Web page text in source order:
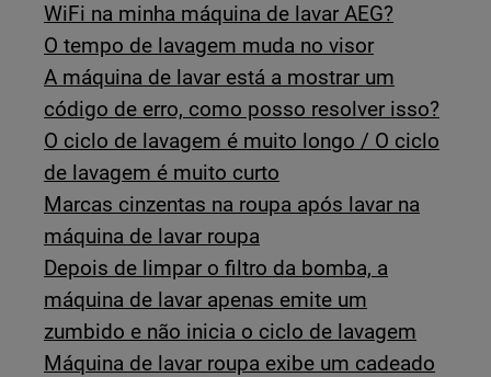
WiFi na minha máquina de lavar AEG?
O tempo de lavagem muda no visor
A máquina de lavar está a mostrar um
código de erro, como posso resolver isso?
O ciclo de lavagem é muito longo / O ciclo
de lavagem é muito curto
Marcas cinzentas na roupa após lavar na
máquina de lavar roupa
Depois de limpar o filtro da bomba, a
máquina de lavar apenas emite um
zumbido e não inicia o ciclo de lavagem
Máquina de lavar roupa exibe um cadeado